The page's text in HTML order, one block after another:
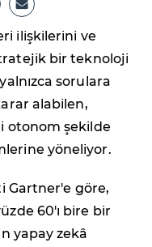
ilişkilerini ve
bir teknoloji
sorulara
alabilen,
otonom şekilde
yöneliyor.
Gartner'e göre,
60'ı bire bir
yapay zekâ